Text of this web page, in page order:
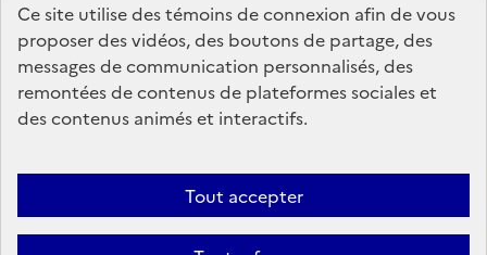
Plan du site Mentions légales Qui sommes-nous ?
Partagez votre expérience pour améliorer les services
Accessibilité : partiellement conforme
gouvernement.fr
Ce site utilise des témoins de connexion afin de vous
proposer des vidéos, des boutons de partage, des
messages de communication personnalisés, des
remontées de contenus de plateformes sociales et
des contenus animés et interactifs.
Tout accepter